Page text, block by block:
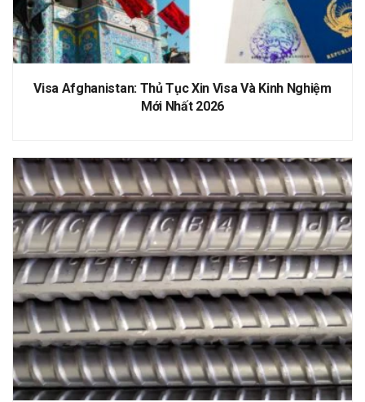
Visa Afghanistan: Thủ Tục Xin Visa Và Kinh Nghiệm
Mới Nhất 2026